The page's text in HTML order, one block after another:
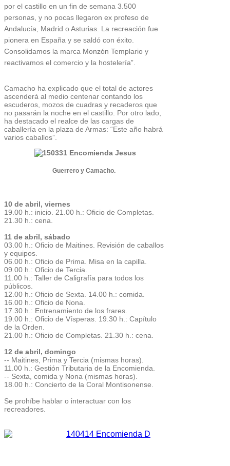
por el castillo en un fin de semana 3.500
personas, y no pocas llegaron ex profeso de
Andalucía, Madrid o Asturias. La recreación fue
pionera en España y se saldó con éxito.
Consolidamos la marca Monzón Templario y
reactivamos el comercio y la hostelería”.
Camacho ha explicado que el total de actores
ascenderá al medio centenar contando los
escuderos, mozos de cuadras y recaderos que
no pasarán la noche en el castillo. Por otro lado,
ha destacado el realce de las cargas de
caballería en la plaza de Armas: “Este año habrá
varios caballos”.
Guerrero y Camacho.
10 de abril, viernes
19.00 h.: inicio. 21.00 h.: Oficio de Completas.
21.30 h.: cena.
11 de abril, sábado
03.00 h.: Oficio de Maitines. Revisión de caballos
y equipos.
06.00 h.: Oficio de Prima. Misa en la capilla.
09.00 h.: Oficio de Tercia.
11.00 h.: Taller de Caligrafía para todos los
públicos.
12.00 h.: Oficio de Sexta. 14.00 h.: comida.
16.00 h.: Oficio de Nona.
17.30 h.: Entrenamiento de los frares.
19.00 h.: Oficio de Vísperas. 19.30 h.: Capítulo
de la Orden.
21.00 h.: Oficio de Completas. 21.30 h.: cena.
12 de abril, domingo
-- Maitines, Prima y Tercia (mismas horas).
11.00 h.: Gestión Tributaria de la Encomienda.
-- Sexta, comida y Nona (mismas horas).
18.00 h.: Concierto de la Coral Montisonense.
Se prohíbe hablar o interactuar con los
recreadores.